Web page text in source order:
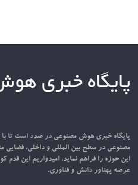
پایگاه خبری
پایگاه خبری هوش مصنوعی در صدد است تا با
مصنوعی در سطح بین المللی و داخلی، فضایی
این حوزه را فراهم نماید. امیدواریم این
عرصه پهناور دانش و فناوری.